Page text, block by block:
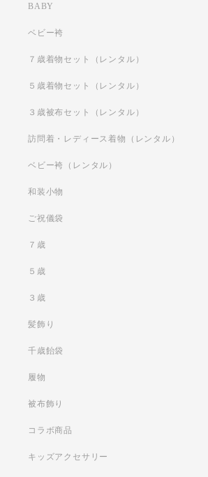
BABY
ベビー袴
７歳着物セット（レンタル）
５歳着物セット（レンタル）
３歳被布セット（レンタル）
訪問着・レディース着物（レンタル）
ベビー袴（レンタル）
和装小物
ご祝儀袋
７歳
５歳
３歳
髪飾り
千歳飴袋
履物
被布飾り
コラボ商品
キッズアクセサリー